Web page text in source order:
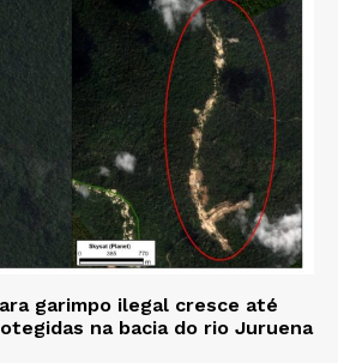
garimpo ilegal cresce até
na bacia do rio Juruena